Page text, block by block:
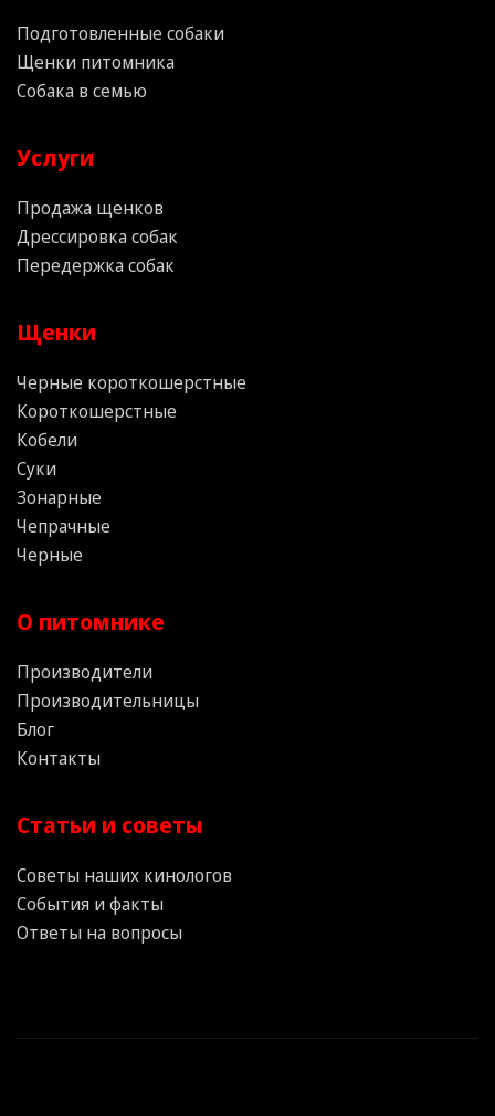
Подготовленные собаки
Щенки питомника
Собака в семью
Услуги
Продажа щенков
Дрессировка собак
Передержка собак
Щенки
Черные короткошерстные
Короткошерстные
Кобели
Суки
Зонарные
Чепрачные
Черные
О питомнике
Производители
Производительницы
Блог
Контакты
Статьи и советы
Советы наших кинологов
События и факты
Ответы на вопросы